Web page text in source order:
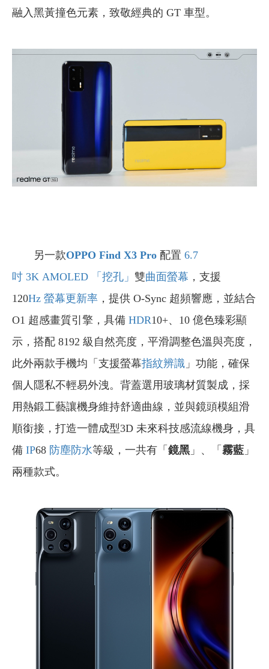
融入黑黃撞色元素，致敬經典的 GT 車型。
另一款OPPO Find X3 Pro 配置 6.7
吋 3K AMOLED 「挖孔」 雙曲面螢幕 ，支援
120Hz 螢幕更新率 ，提供 O-Sync 超頻響應，並結合
O1 超感畫質引擎，具備 HDR10+、10 億色臻彩顯
示，搭配 8192 級自然亮度，平滑調整色溫與亮度，
此外兩款手機均「支援螢幕指紋辨識 」功能，確保
個人隱私不輕易外洩。背蓋選用玻璃材質製成，採
用熱鍛工藝讓機身維持舒適曲線，並與鏡頭模組滑
順銜接，打造一體成型3D 未來科技感流線機身，具
備 IP68 防塵防水等級，一共有「 鏡黑 」、「 霧藍 」
兩種款式。